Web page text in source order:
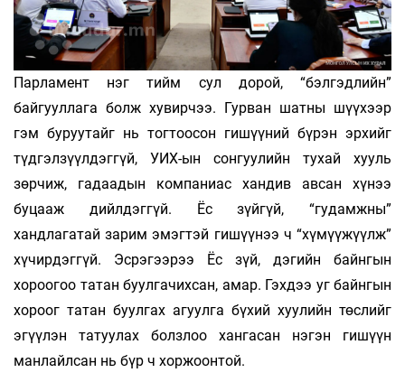
Парламент нэг тийм сул дорой, “бэлгэдлийн”
байгууллага болж хувирчээ. Гурван шатны шүүхээр
гэм буруутайг нь тогтоосон гишүүний бүрэн эрхийг
түдгэлзүүлдэггүй, УИХ-ын сонгуулийн тухай хууль
зөрчиж, гадаадын компаниас хандив авсан хүнээ
буцааж дийлдэггүй. Ёс зүйгүй, “гудамжны”
хандлагатай зарим эмэгтэй гишүүнээ ч “хүмүүжүүлж”
хүчирдэггүй. Эсрэгээрээ Ёс зүй, дэгийн байнгын
хороогоо татан буулгачихсан, амар. Гэхдээ уг байнгын
хороог татан буулгах агуулга бүхий хуулийн төслийг
эгүүлэн татуулах болзлоо хангасан нэгэн гишүүн
манлайлсан нь бүр ч хоржоонтой.